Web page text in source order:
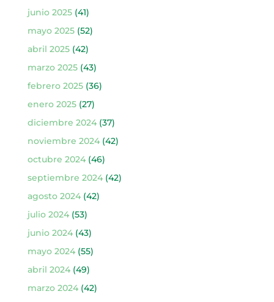
junio 2025(41)
mayo 2025(52)
abril 2025(42)
marzo 2025(43)
febrero 2025(36)
enero 2025(27)
diciembre 2024(37)
noviembre 2024(42)
octubre 2024(46)
septiembre 2024(42)
agosto 2024(42)
julio 2024(53)
junio 2024(43)
mayo 2024(55)
abril 2024(49)
marzo 2024(42)